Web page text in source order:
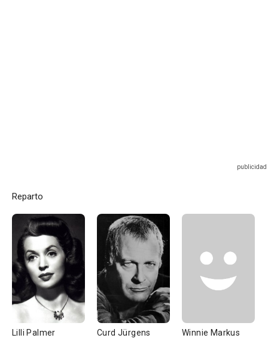
Reparto
Lilli Palmer Curd Jürgens Winnie Markus